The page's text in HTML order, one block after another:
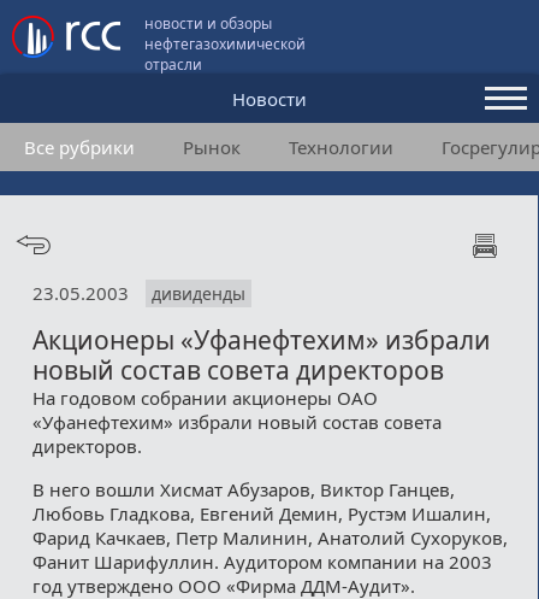
новости и обзоры
нефтегазохимической
отрасли
Новости
Аналитика и мнения
Конференции
Подписка
Пользовательское соглашение
Контакты
Все рубрики Рынок Технологии
23.05.2003 дивиденды
Акционеры «Уфанефтехим» избрали
новый состав совета директоров
На годовом собрании акционеры ОАО
«Уфанефтехим» избрали новый состав совета
директоров.
В него вошли Хисмат Абузаров, Виктор Ганцев,
Любовь Гладкова, Евгений Демин, Рустэм Ишалин,
Фарид Качкаев, Петр Малинин, Анатолий Сухоруков,
Фанит Шарифуллин. Аудитором компании на 2003
год утверждено ООО «Фирма ДДМ-Аудит».